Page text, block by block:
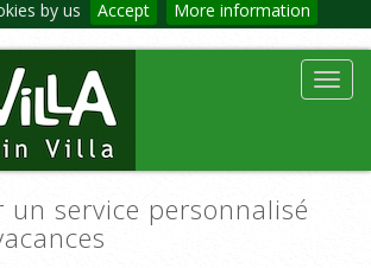
by us Accept More information
un service personnalisé